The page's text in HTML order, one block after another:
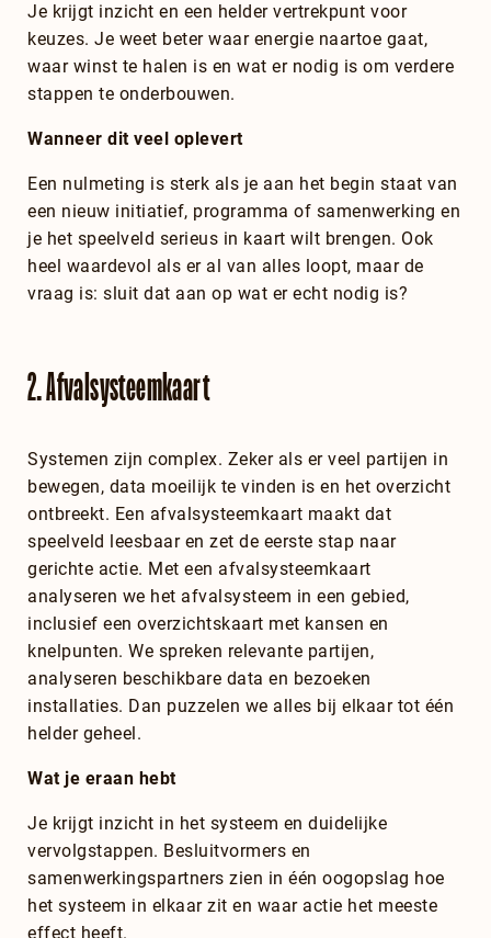
Je krijgt inzicht en een helder vertrekpunt voor
keuzes. Je weet beter waar energie naartoe gaat,
waar winst te halen is en wat er nodig is om verdere
stappen te onderbouwen.
Wanneer dit veel oplevert
Een nulmeting is sterk als je aan het begin staat van
een nieuw initiatief, programma of samenwerking en
je het speelveld serieus in kaart wilt brengen. Ook
heel waardevol als er al van alles loopt, maar de
vraag is: sluit dat aan op wat er echt nodig is?
2. Afvalsysteemkaart
Systemen zijn complex. Zeker als er veel partijen in
bewegen, data moeilijk te vinden is en het overzicht
ontbreekt. Een afvalsysteemkaart maakt dat
speelveld leesbaar en zet de eerste stap naar
gerichte actie. Met een afvalsysteemkaart
analyseren we het afvalsysteem in een gebied,
inclusief een overzichtskaart met kansen en
knelpunten. We spreken relevante partijen,
analyseren beschikbare data en bezoeken
installaties. Dan puzzelen we alles bij elkaar tot één
helder geheel.
Wat je eraan hebt
Je krijgt inzicht in het systeem en duidelijke
vervolgstappen. Besluitvormers en
samenwerkingspartners zien in één oogopslag hoe
het systeem in elkaar zit en waar actie het meeste
effect heeft.